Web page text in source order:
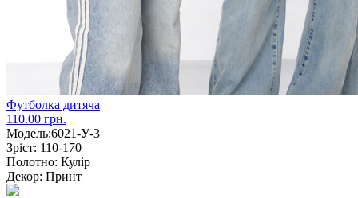
Футболка дитяча
110.00 грн.
Модель:6021-У-3
Зріст: 110-170
Полотно: Кулір
Декор: Принт